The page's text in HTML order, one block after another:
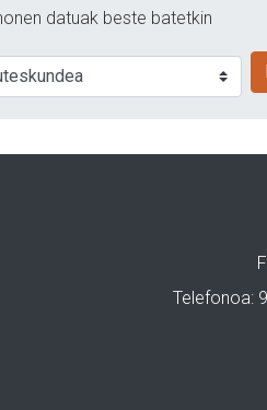
datuak beste batetkin
Telefonoa: